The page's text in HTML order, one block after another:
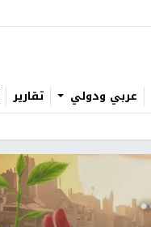
عربي ودولي تقارير